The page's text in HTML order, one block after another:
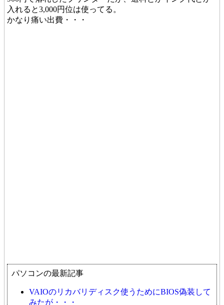
入れると3,000円位は使ってる。
かなり痛い出費・・・
パソコンの最新記事
VAIOのリカバリディスク使うためにBIOS偽装して
みたが・・・